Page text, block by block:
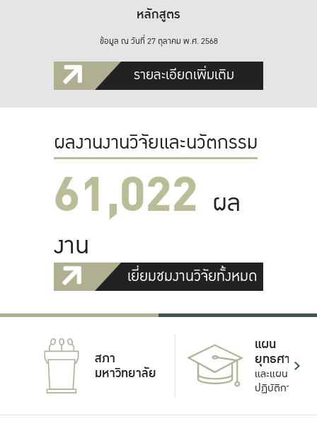
หลักสูตร
ข้อมูล ณ วันที่ 27 ตุลาคม พ.ศ. 2568
รายละเอียดเพิ่มเติม
ผลงานงานวิจัยและนวัตกรรม
61,022 ผล
งาน
เยี่ยมชมงานวิจัยทั้งหมด
สภา
มหาวิทยาลัย
แผน
ยุทธศาสตร์
และแผน
ปฏิบัติการ